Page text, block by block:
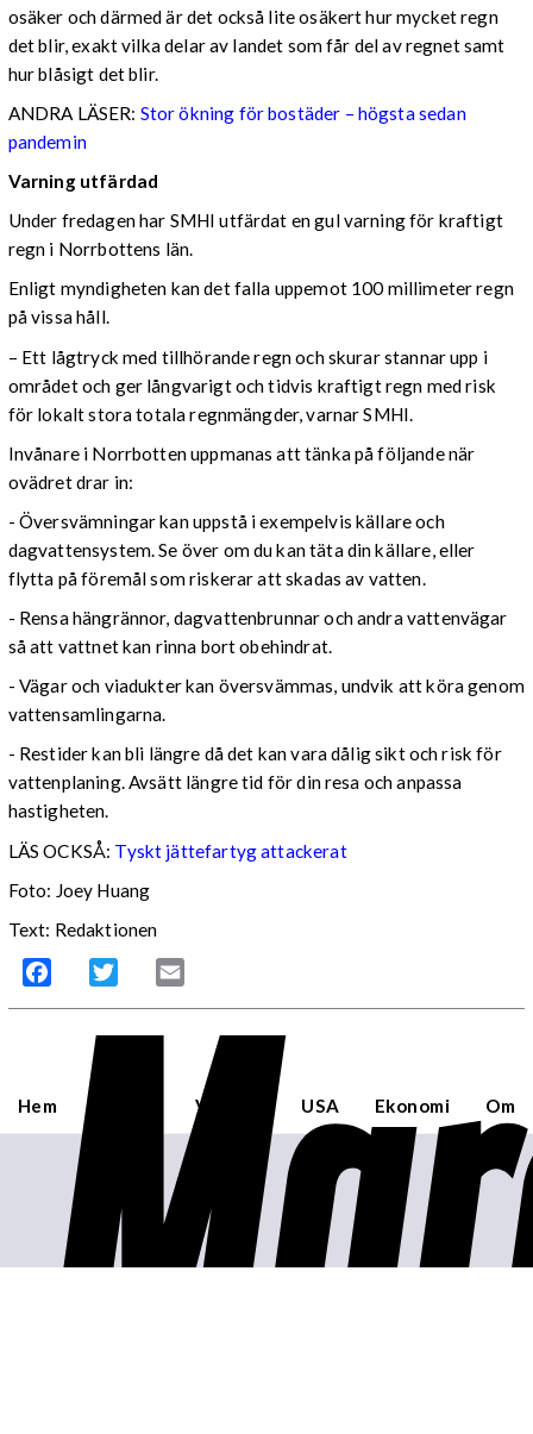
osäker och därmed är det också lite osäkert hur mycket regn
det blir, exakt vilka delar av landet som får del av regnet samt
hur blåsigt det blir.
ANDRA LÄSER: Stor ökning för bostäder – högsta sedan
pandemin
Varning utfärdad
Under fredagen har SMHI utfärdat en gul varning för kraftigt
regn i Norrbottens län.
Enligt myndigheten kan det falla uppemot 100 millimeter regn
på vissa håll.
– Ett lågtryck med tillhörande regn och skurar stannar upp i
området och ger långvarigt och tidvis kraftigt regn med risk
för lokalt stora totala regnmängder, varnar SMHI.
Invånare i Norrbotten uppmanas att tänka på följande när
ovädret drar in:
- Översvämningar kan uppstå i exempelvis källare och
dagvattensystem. Se över om du kan täta din källare, eller
flytta på föremål som riskerar att skadas av vatten.
- Rensa hängrännor, dagvattenbrunnar och andra vattenvägar
så att vattnet kan rinna bort obehindrat.
- Vägar och viadukter kan översvämmas, undvik att köra genom
vattensamlingarna.
- Restider kan bli längre då det kan vara dålig sikt och risk för
vattenplaning. Avsätt längre tid för din resa och anpassa
hastigheten.
LÄS OCKSÅ: Tyskt jättefartyg attackerat
Foto: Joey Huang
Text: Redaktionen
Facebook Twitter
Hem Världen USA Ekonomi Om